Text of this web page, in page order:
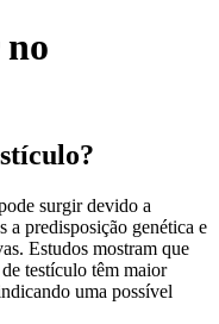
no
surgir devido a
a predisposição genética e
Estudos mostram que
testículo têm maior
uma possível